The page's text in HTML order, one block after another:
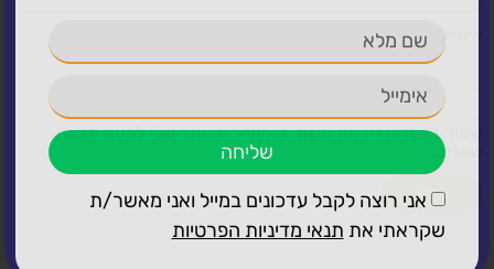
שמור בדפדפן זה את השם, האימייל והאתר שלי לפעם הבאה
שאגיב.
אני רוצה לקבל עדכונים במייל ואני מאשר/ת
שקראתי את תנאי מדיניות הפרטיות
שליחה